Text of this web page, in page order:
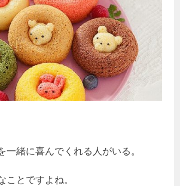
一緒に喜んでくれる人がいる。
ことですよね。